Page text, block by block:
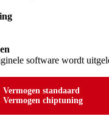
software wordt
Vermogen standaard
Vermogen chiptuning